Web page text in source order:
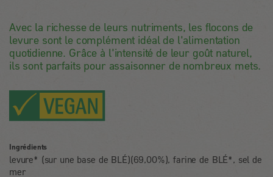
Avec la richesse de leurs nutriments, les flocons de
levure sont le complément idéal de l'alimentation
quotidienne. Grâce à l'intensité de leur goût naturel,
ils sont parfaits pour assaisonner de nombreux mets.
Ingrédients
levure* (sur une base de BLÉ)(69,00%), farine de BLÉ*, sel de
mer